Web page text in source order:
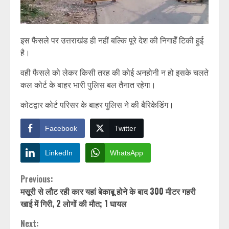
इस फैसले पर उत्तराखंड ही नहीं बल्कि पूरे देश की निगाहेँ टिकी हुई
है।
वही फैसले को लेकर किसी तरह की कोई अनहोनी न हो इसके चलते
कल कोर्ट के बाहर भारी पुलिस बल तैनात रहेगा।
कोटद्वार कोर्ट परिसर के बाहर पुलिस ने की बैरिकेडिंग।
Facebook Twitter
LinkedIn WhatsApp
Continue
Reading
Previous:
मसूरी से लौट रही कार यहां बेकाबू होने के बाद 300 मीटर गहरी
खाई में गिरी, 2 लोगों की मौत; 1 घायल
Next: